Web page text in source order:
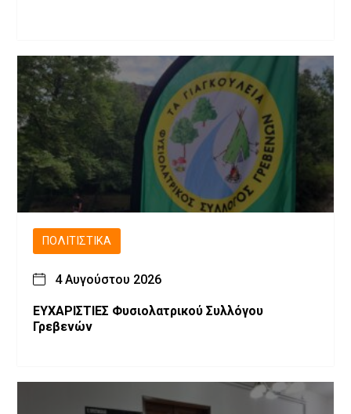
ΠΟΛΙΤΙΣΤΙΚΆ
4 Αυγούστου 2026
ΕΥΧΑΡΙΣΤΙΕΣ Φυσιολατρικού Συλλόγου
Γρεβενών